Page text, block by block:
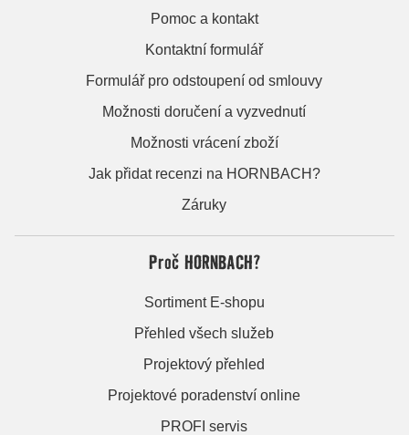
Pomoc a kontakt
Kontaktní formulář
Formulář pro odstoupení od smlouvy
Možnosti doručení a vyzvednutí
Možnosti vrácení zboží
Jak přidat recenzi na HORNBACH?
Záruky
Proč HORNBACH?
Sortiment E-shopu
Přehled všech služeb
Projektový přehled
Projektové poradenství online
PROFI servis